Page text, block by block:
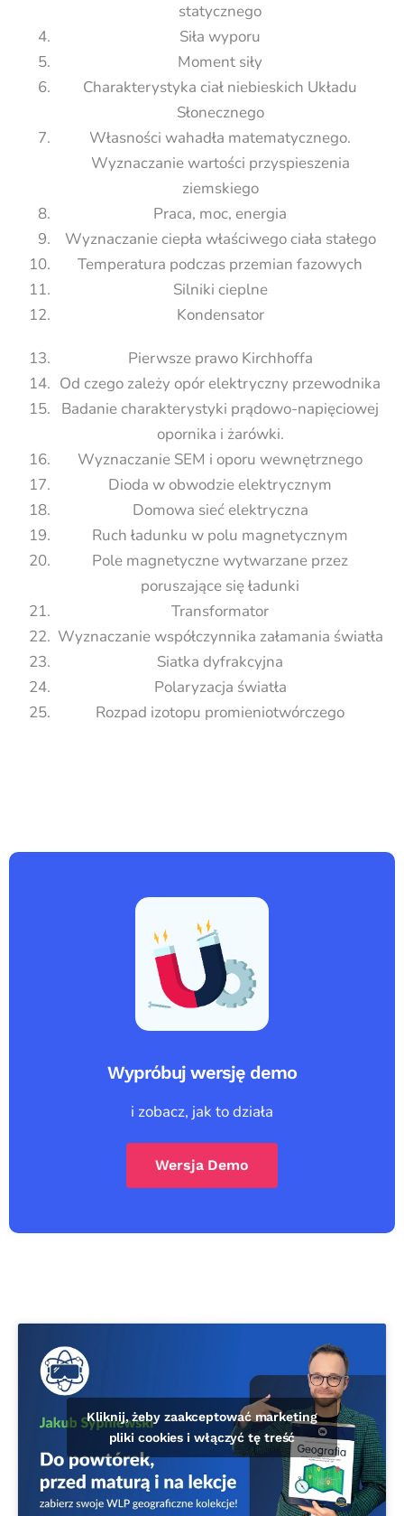
statycznego
Siła wyporu
Moment siły
Charakterystyka ciał niebieskich Układu
Słonecznego
Własności wahadła matematycznego.
Wyznaczanie wartości przyspieszenia
ziemskiego
Praca, moc, energia
Wyznaczanie ciepła właściwego ciała stałego
Temperatura podczas przemian fazowych
Silniki cieplne
Kondensator
Pierwsze prawo Kirchhoffa
Od czego zależy opór elektryczny przewodnika
Badanie charakterystyki prądowo-napięciowej
opornika i żarówki.
Wyznaczanie SEM i oporu wewnętrznego
Dioda w obwodzie elektrycznym
Domowa sieć elektryczna
Ruch ładunku w polu magnetycznym
Pole magnetyczne wytwarzane przez
poruszające się ładunki
Transformator
Wyznaczanie współczynnika załamania światła
Siatka dyfrakcyjna
Polaryzacja światła
Rozpad izotopu promieniotwórczego
Wypróbuj wersję demo
i zobacz, jak to działa
Wersja Demo
Kliknij, żeby zaakceptować marketing
pliki cookies i włączyć tę treść